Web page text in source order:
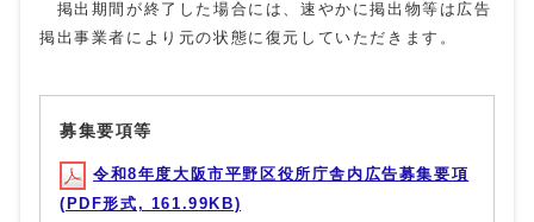
掲出期間が終了した場合には、速やかに掲出物等は広告
掲出事業者により元の状態に復元していただきます。
募集要項等
令和8年度大阪市平野区役所庁舎内広告募集要項
(PDF形式, 161.99KB)